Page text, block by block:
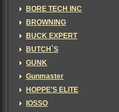
BORE TECH INC
BROWNING
BUCK EXPERT
BUTCH`S
GUNK
Gunmaster
HOPPE'S ELITE
IOSSO